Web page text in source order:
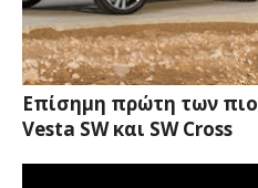
Επίσημη πρώτη των
Vesta SW και SW Cross